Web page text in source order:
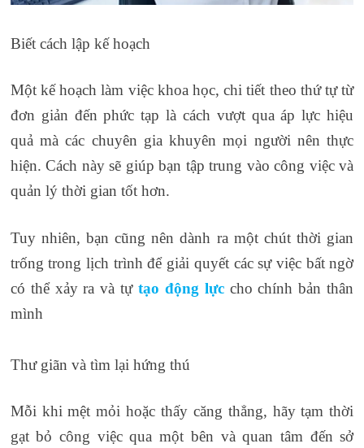
Biết cách lập kế hoạch
Một kế hoạch làm việc khoa học, chi tiết theo thứ tự từ
đơn giản đến phức tạp là cách vượt qua áp lực hiệu
quả mà các chuyên gia khuyên mọi người nên thực
hiện. Cách này sẽ giúp bạn tập trung vào công việc và
quản lý thời gian tốt hơn.
Tuy nhiên, bạn cũng nên dành ra một chút thời gian
trống trong lịch trình để giải quyết các sự việc bất ngờ
có thể xảy ra và tự tạo động lựccho chính bản thân
mình
Thư giãn và tìm lại hứng thú
Mỗi khi mệt mỏi hoặc thấy căng thẳng, hãy tạm thời
gạt bỏ công việc qua một bên và quan tâm đến sở